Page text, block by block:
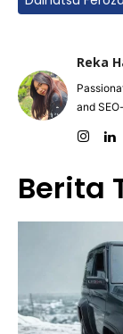
Reka
and
Berita